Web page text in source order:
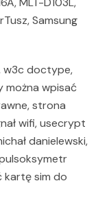
Samsung
w3c doctype,
można wpisać
strona
wifi, usecrypt
danielewski,
kartę sim do